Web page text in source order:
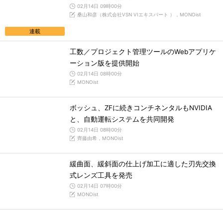
連載
02月14日 09時00分
桑山和彦（株式会社VSN VIエキスパート ），MONOist
工数／プロジェクト管理ツールのWebアプリケ
ーション版を提供開始
02月14日 08時00分
MONOist
ボッシュ、ZFに続きコンチネンタルもNVIDIA
と、自動運転システムを共同開発
02月14日 08時00分
齊藤由希，MONOist
緩曲面、緩斜面の仕上げ加工に適した刃先交換
式レンズ工具を発売
02月14日 07時00分
MONOist